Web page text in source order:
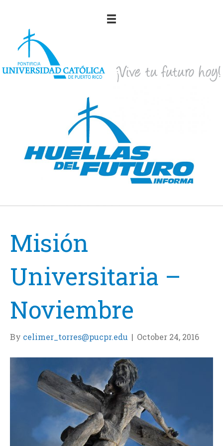
Misión
Universitaria –
Noviembre
By celimer_torres@pucpr.edu | October 24, 2016